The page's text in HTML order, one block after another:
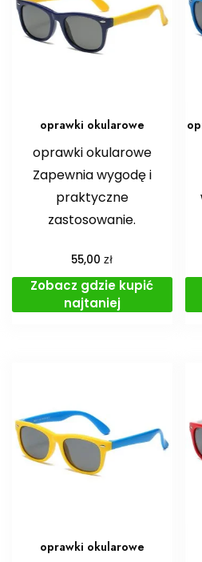
oprawki okularowe
oprawki okularowe
Zapewnia wygodę i
praktyczne
zastosowanie.
55,00zł
Zobacz gdzie kupić
najtaniej
oprawki okularowe